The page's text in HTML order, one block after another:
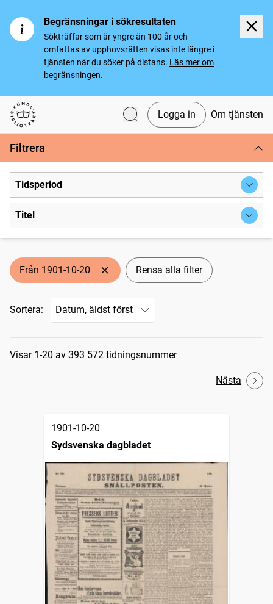
Begränsningar i sökresultaten
Sökträffar som är yngre än 100 år och
omfattas av upphovsrätten visas inte längre i
tjänsten när du söker på distans. Läs mer om
begränsningen.
Svenska tidningar
Logga in Om tjänsten
Filtrera
Tidsperiod
Titel
Från 1901-10-20 Rensa alla filter
Sortera:
Sökresultat
Visar 1-20 av 393 572 tidningsnummer
Nästa
1901-10-20
Sydsvenska dagbladet